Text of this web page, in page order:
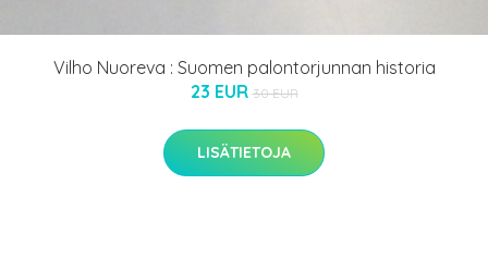
Vilho Nuoreva : Suomen palontorjunnan historia
23 EUR 30 EUR
LISÄTIETOJA